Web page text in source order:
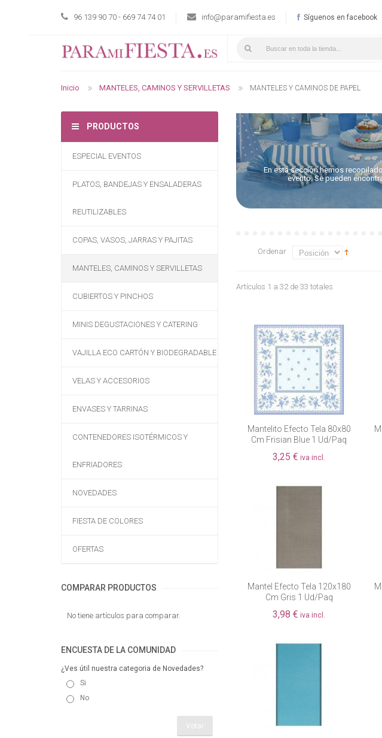
96 139 90 70 - 669 74 74 01 info@paramifiesta.es Síguenos en facebook
Inicio MANTELES, CAMINOS Y SERVILLETAS MANTELES Y CAMINOS DE PAPEL
PRODUCTOS
ESPECIAL EVENTOS
PLATOS, BANDEJAS Y ENSALADERAS
REUTILIZABLES
COPAS, VASOS, JARRAS Y PAJITAS
MANTELES, CAMINOS Y SERVILLETAS
CUBIERTOS Y PINCHOS
MINIS DEGUSTACIONES Y CATERING
VAJILLA ECO CARTÓN Y BIODEGRADABLE
VELAS Y ACCESORIOS
ENVASES Y TARRINAS
CONTENEDORES ISOTÉRMICOS Y
ENFRIADORES
NOVEDADES
FIESTA DE COLORES
OFERTAS
COMPARAR PRODUCTOS
No tiene artículos para comparar.
ENCUESTA DE LA COMUNIDAD
¿Ves útil nuestra categoria de Novedades?
Si
No
Votar
En esta sección hemos
evento. Se pueden
Ordenar
Artículos 1 a 32 de 33 totales
Mantelito Efecto Tela 80x80
Cm Frisian Blue 1 Ud/paq
3,25 € iva incl.
Mantel Efecto Tela 120x180
Cm Gris 1 Ud/paq
3,98 € iva incl.